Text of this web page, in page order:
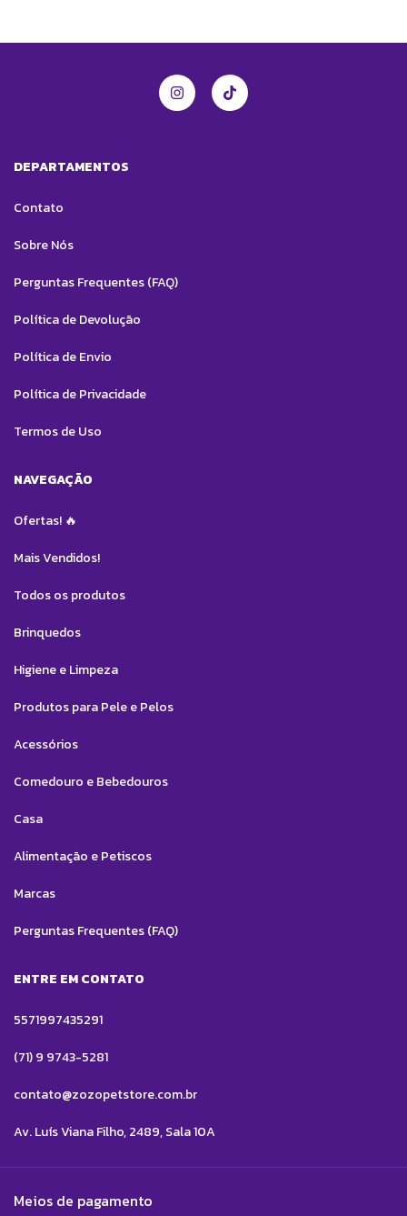
DEPARTAMENTOS
Contato
Sobre Nós
Perguntas Frequentes (FAQ)
Política de Devolução
Política de Envio
Política de Privacidade
Termos de Uso
NAVEGAÇÃO
Ofertas! 🔥
Mais Vendidos!
Todos os produtos
Brinquedos
Higiene e Limpeza
Produtos para Pele e Pelos
Acessórios
Comedouro e Bebedouros
Casa
Alimentação e Petiscos
Marcas
Perguntas Frequentes (FAQ)
ENTRE EM CONTATO
5571997435291
(71) 9 9743-5281
contato@zozopetstore.com.br
Av. Luís Viana Filho, 2489, Sala 10A
Meios de pagamento